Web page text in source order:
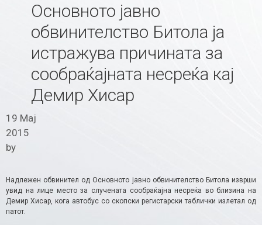
Основното јавно
обвинителство Битола ја
истражува причината за
сообраќајната несреќа кај
Демир Хисар
19 Мај
2015
by
Надлежен обвинител од Основното јавно обвинителство Битола изврши
увид на лице место за случената сообраќајна несреќа во близина на
Демир Хисар, кога автобус со скопски регистарски таблички излетал од
патот.